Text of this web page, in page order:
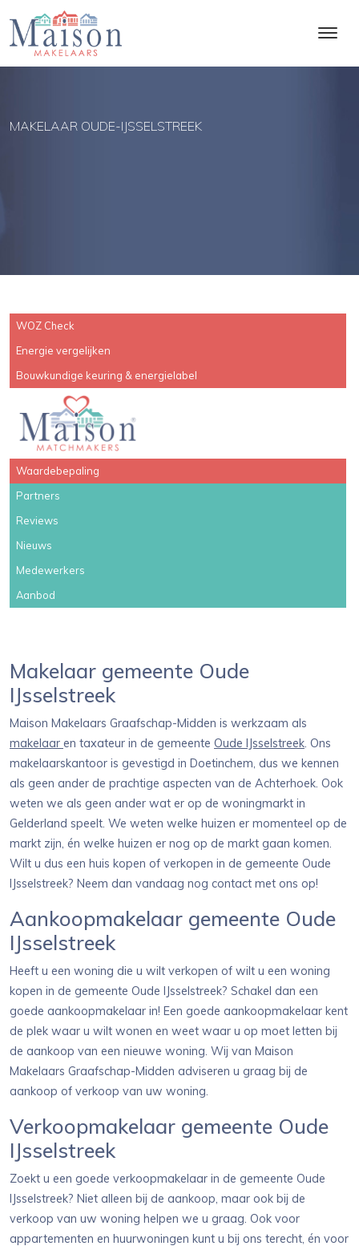
MAKELAAR OUDE-IJSSELSTREEK
WOZ Check
Energie vergelijken
Bouwkundige keuring & energielabel
Waardebepaling
Partners
Reviews
Nieuws
Medewerkers
Aanbod
Makelaar gemeente Oude
IJsselstreek
Maison Makelaars Graafschap-Midden is werkzaam als
makelaar en taxateur in de gemeente Oude IJsselstreek. Ons
makelaarskantoor is gevestigd in Doetinchem, dus we kennen
als geen ander de prachtige aspecten van de Achterhoek. Ook
weten we als geen ander wat er op de woningmarkt in
Gelderland speelt. We weten welke huizen er momenteel op de
markt zijn, én welke huizen er nog op de markt gaan komen.
Wilt u dus een huis kopen of verkopen in de gemeente Oude
IJsselstreek? Neem dan vandaag nog contact met ons op!
Aankoopmakelaar gemeente Oude
IJsselstreek
Heeft u een woning die u wilt verkopen of wilt u een woning
kopen in de gemeente Oude IJsselstreek? Schakel dan een
goede aankoopmakelaar in! Een goede aankoopmakelaar kent
de plek waar u wilt wonen en weet waar u op moet letten bij
de aankoop van een nieuwe woning. Wij van Maison
Makelaars Graafschap-Midden adviseren u graag bij de
aankoop of verkoop van uw woning.
Verkoopmakelaar gemeente Oude
IJsselstreek
Zoekt u een goede verkoopmakelaar in de gemeente Oude
IJsselstreek? Niet alleen bij de aankoop, maar ook bij de
verkoop van uw woning helpen we u graag. Ook voor
appartementen en huurwoningen kunt u bij ons terecht, én voor